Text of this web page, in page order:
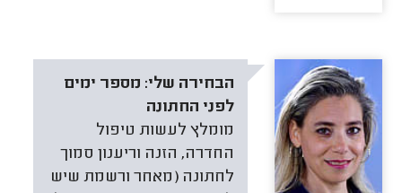
הבחירה שלי: מספר ימים
לפני החתונה
מומלץ לעשות טיפול
החדרה, הזנה וריענון סמוך
לחתונה (מאחר ורשמת שיש